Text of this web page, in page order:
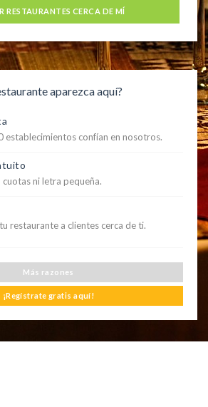
RESTAURANTES CERCA DE MÍ
aparezca aquí?
establecimientos confían en nosotros.
ni letra pequeña.
restaurante a clientes cerca de ti.
Más razones
¡Regístrate gratis aquí!